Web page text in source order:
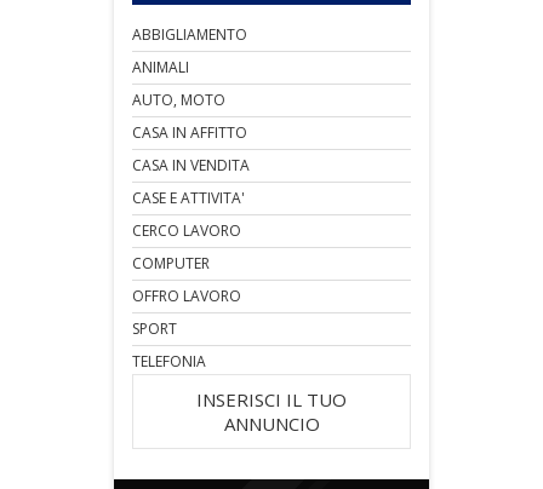
ABBIGLIAMENTO
ANIMALI
AUTO, MOTO
CASA IN AFFITTO
CASA IN VENDITA
CASE E ATTIVITA'
CERCO LAVORO
COMPUTER
OFFRO LAVORO
SPORT
TELEFONIA
INSERISCI IL TUO
ANNUNCIO